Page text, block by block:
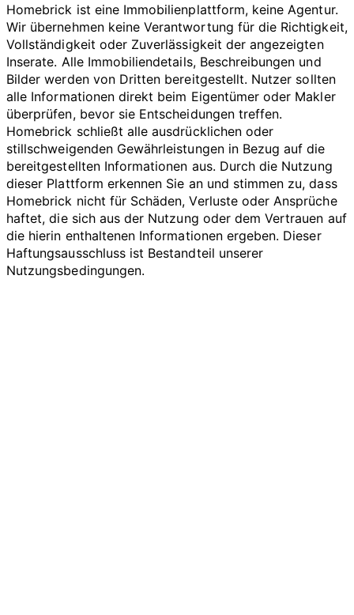
Homebrick ist eine Immobilienplattform, keine Agentur.
Wir übernehmen keine Verantwortung für die Richtigkeit,
Vollständigkeit oder Zuverlässigkeit der angezeigten
Inserate. Alle Immobiliendetails, Beschreibungen und
Bilder werden von Dritten bereitgestellt. Nutzer sollten
alle Informationen direkt beim Eigentümer oder Makler
überprüfen, bevor sie Entscheidungen treffen.
Homebrick schließt alle ausdrücklichen oder
stillschweigenden Gewährleistungen in Bezug auf die
bereitgestellten Informationen aus. Durch die Nutzung
dieser Plattform erkennen Sie an und stimmen zu, dass
Homebrick nicht für Schäden, Verluste oder Ansprüche
haftet, die sich aus der Nutzung oder dem Vertrauen auf
die hierin enthaltenen Informationen ergeben. Dieser
Haftungsausschluss ist Bestandteil unserer
Nutzungsbedingungen.